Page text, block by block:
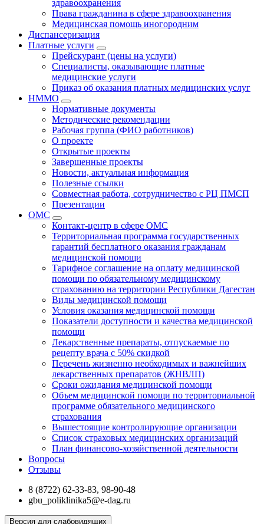
здравоохранения
Права гражданина в сфере здравоохранения
Медицинская помощь иногородним
Диспансеризация
Платные услуги
Прейскурант (цены на услуги)
Специалисты, оказывающие платные
медицинские услуги
Приказ об оказания платных медицинских услуг
НММО
Нормативные документы
Методические рекомендации
Рабочая группа (ФИО работников)
О проекте
Открытые проекты
Завершенные проекты
Новости, актуальная информация
Полезные ссылки
Совместная работа, сотрудничество с РЦ ПМСП
Презентации
ОМС
Контакт-центр в сфере ОМС
Территориальная программа государственных
гарантий бесплатного оказания гражданам
медицинской помощи
Тарифное соглашение на оплату медицинской
помощи по обязательному медицинскому
страхованию на территории Республики Дагестан
Виды медицинской помощи
Условия оказания медицинской помощи
Показатели доступности и качества медицинской
помощи
Лекарственные препараты, отпускаемые по
рецепту врача с 50% скидкой
Перечень жизненно необходимых и важнейших
лекарственных препаратов (ЖНВЛП)
Сроки ожидания медицинской помощи
Объем медицинской помощи по территориальной
программе обязательного медицинского
страхования
Вышестоящие контролирующие организации
Список страховых медицинских организаций
План финансово-хозяйственной деятельности
Вопросы
Отзывы
8 (8722) 62-33-83, 98-90-48
gbu_poliklinika5@e-dag.ru
Версия для слабовидящих